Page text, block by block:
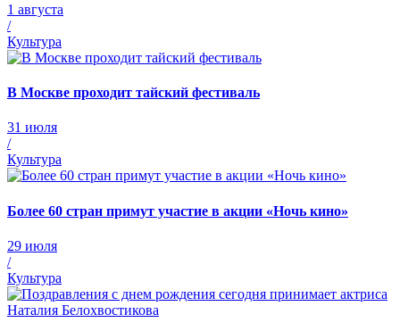
1 августа
/
Культура
В Москве проходит тайский фестиваль
31 июля
/
Культура
Более 60 стран примут участие в акции «Ночь кино»
29 июля
/
Культура